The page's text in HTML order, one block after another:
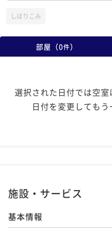
しぼりこみ
部屋 （0件）
選択された日付では空室
日付を変更しても
施設・サービス
基本情報